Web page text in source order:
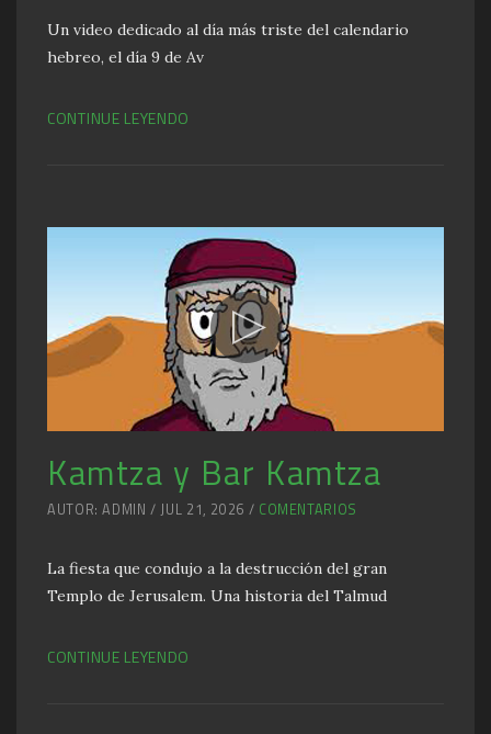
Un video dedicado al día más triste del calendario
hebreo, el día 9 de Av
CONTINUE LEYENDO
Kamtza y Bar Kamtza
AUTOR: ADMIN / JUL 21, 2026 / COMENTARIOS
La fiesta que condujo a la destrucción del gran
Templo de Jerusalem. Una historia del Talmud
CONTINUE LEYENDO